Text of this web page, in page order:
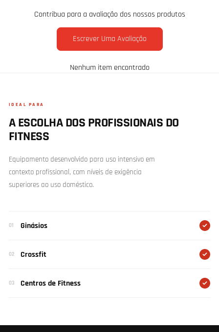
Contribua para a avaliação dos nossos produtos
Escrever Uma Avaliação
Nenhum item encontrado
IDEAL PARA
A ESCOLHA DOS PROFISSIONAIS DO
FITNESS
Equipamento desenvolvido para uso intensivo em
contexto profissional, com níveis de exigência
superiores ao uso doméstico.
01 Ginásios
02 Crossfit
03 Centros de Fitness